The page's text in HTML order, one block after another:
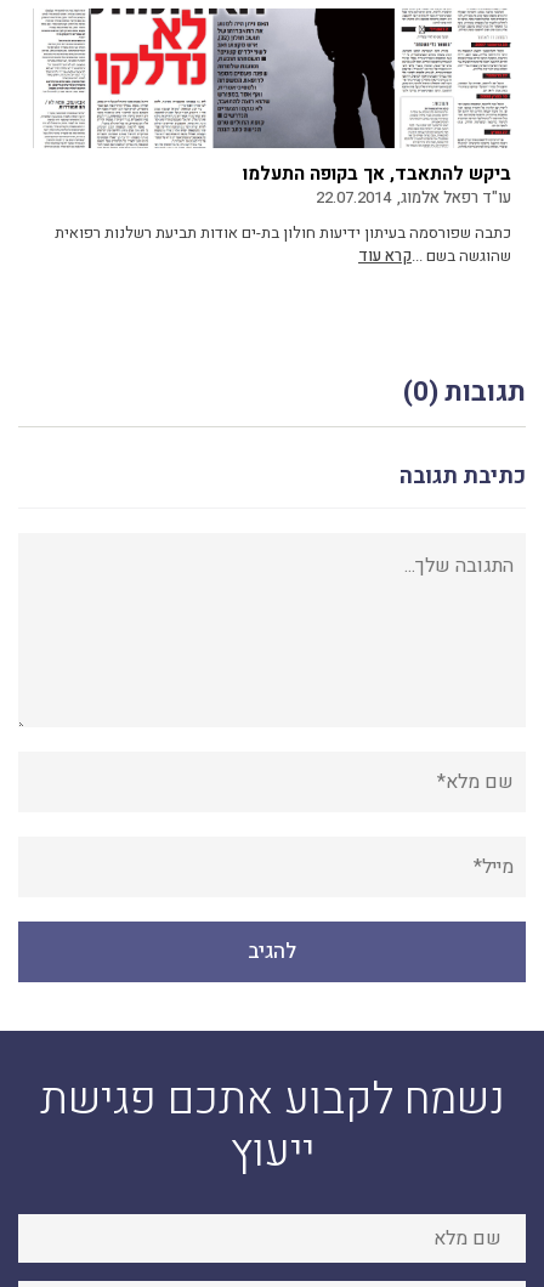
ביקש להתאבד, אך בקופה התעלמו
עו"ד רפאל אלמוג, 22.07.2014
כתבה שפורסמה בעיתון ידיעות חולון בת-ים אודות תביעת רשלנות רפואית
שהוגשה בשם ...קרא עוד
תגובות (0)
כתיבת תגובה
נשמח לקבוע אתכם פגישת
ייעוץ